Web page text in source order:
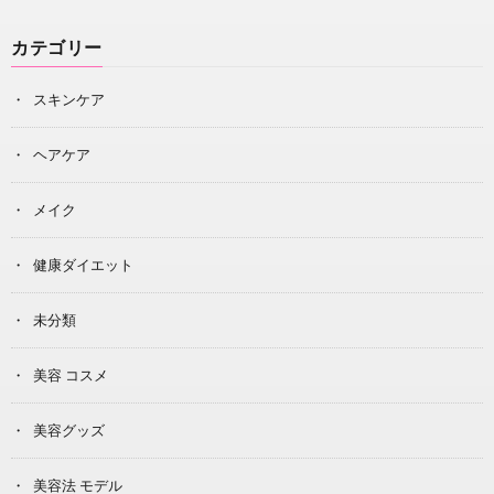
カテゴリー
スキンケア
ヘアケア
メイク
健康ダイエット
未分類
美容 コスメ
美容グッズ
美容法 モデル